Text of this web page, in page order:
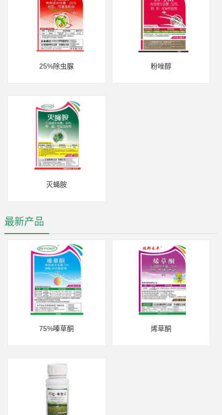
25%除虫脲 粉唑醇
灭蝇胺
最新产品
75%嗪草酮 烯草酮